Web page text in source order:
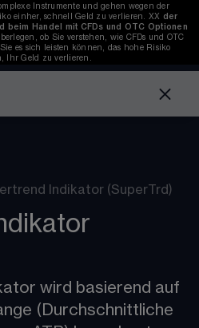
Instrumente und gehen wegen der
einher, schnell Geld zu verlieren. XX der
beim Handel mit CFDs und OTC Optionen
ob Sie verstehen, wie CFDs und OTC
es sich leisten können, das hohe Risiko
Ihr Geld zu verlieren.
Indikator (SuperTrd)
wird basierend auf
(Durchschnittliche